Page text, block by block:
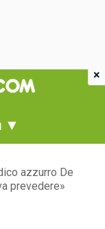
▼
azzurro De
prevedere»
×